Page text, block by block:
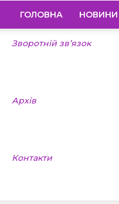
ГОЛОВНА НОВИНИ
Зворотній зв’язок
Архів
Контакти